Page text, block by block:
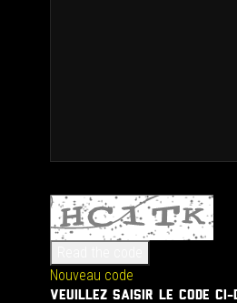
Nouveau code
VEUILLEZ SAISIR LE CODE CI-